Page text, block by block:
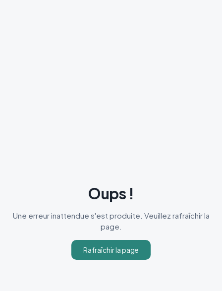
Oups !
Une erreur inattendue s'est produite. Veuillez rafraîchir la
page.
Rafraîchir la page